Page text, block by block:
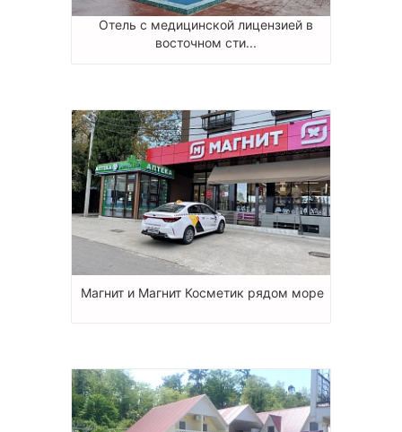
Отель с медицинской лицензией в
восточном сти...
Магнит и Магнит Косметик рядом море